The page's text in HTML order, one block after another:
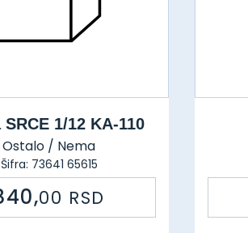
1/12 KA-110
Ostalo / Nema
Šifra: 73641 65615
00 RSD